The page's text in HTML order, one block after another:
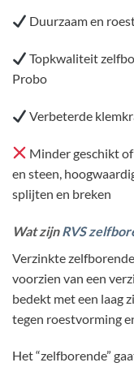
Duurzaam en
Topkwaliteit
Probo
Verbeterde
Minder geschikt
en steen,
splijten en breken
Wat zijnRVS
Verzinkte
voorzien van een
bedekt met een laag
tegen roestvorming
Het “zelfborende”